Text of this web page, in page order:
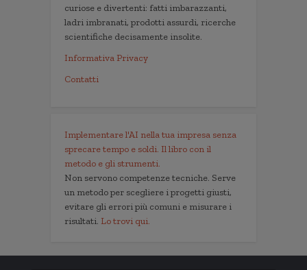
curiose e divertenti: fatti imbarazzanti,
ladri imbranati, prodotti assurdi, ricerche
scientifiche decisamente insolite.
Informativa Privacy
Contatti
Implementare l'AI nella tua impresa senza
sprecare tempo e soldi. Il libro con il
metodo e gli strumenti.
Non servono competenze tecniche. Serve
un metodo per scegliere i progetti giusti,
evitare gli errori più comuni e misurare i
risultati. Lo trovi qui.